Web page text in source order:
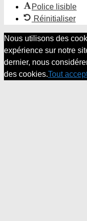
Police lisible
Réinitialiser
Nous utilisons des
expérience sur notre
dernier, nous
des cookies.Tout